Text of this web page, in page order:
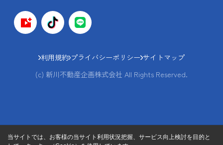
利用規約 プライバシーポリシー サイトマップ
(c) 新川不動産企画株式会社 All Rights Reserved.
当サイトでは、お客様の当サイト利用状況把握、サービス向上検討を目的と